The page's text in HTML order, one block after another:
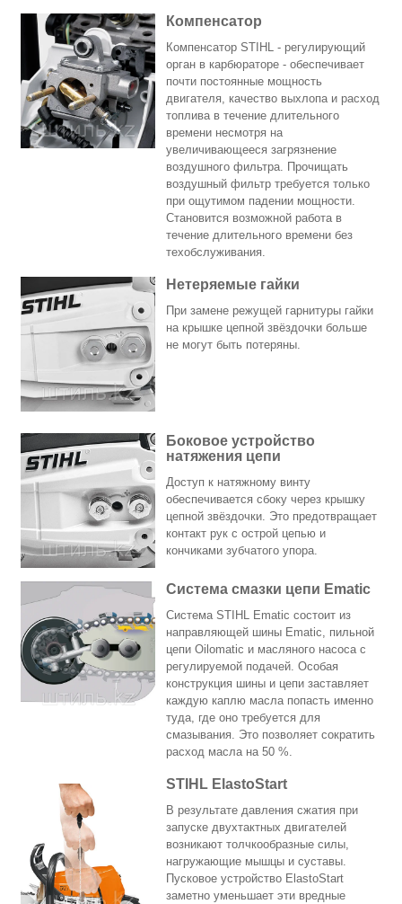
Компенсатор
Компенсатор STIHL - регулирующий
орган в карбюраторе - обеспечивает
почти постоянные мощность
двигателя, качество выхлопа и расход
топлива в течение длительного
времени несмотря на
увеличивающееся загрязнение
воздушного фильтра. Прочищать
воздушный фильтр требуется только
при ощутимом падении мощности.
Становится возможной работа в
течение длительного времени без
техобслуживания.
Нетеряемые гайки
При замене режущей гарнитуры гайки
на крышке цепной звёздочки больше
не могут быть потеряны.
Боковое устройство
натяжения цепи
Доступ к натяжному винту
обеспечивается сбоку через крышку
цепной звёздочки. Это предотвращает
контакт рук с острой цепью и
кончиками зубчатого упора.
Система смазки цепи Ematic
Система STIHL Ematic состоит из
направляющей шины Ematic, пильной
цепи Oilomatic и масляного насоса с
регулируемой подачей. Особая
конструкция шины и цепи заставляет
каждую каплю масла попасть именно
туда, где оно требуется для
смазывания. Это позволяет сократить
расход масла на 50 %.
STIHL ElastoStart
В результате давления сжатия при
запуске двухтактных двигателей
возникают толчкообразные силы,
нагружающие мышцы и суставы.
Пусковое устройство ElastoStart
заметно уменьшает эти вредные